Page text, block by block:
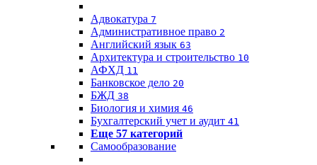
Адвокатура 7
Административное право 2
Английский язык 63
Архитектура и строительство 10
АФХД 11
Банковское дело 20
БЖД 38
Биология и химия 46
Бухгалтерский учет и аудит 41
Еще 57 категорий
Самообразование